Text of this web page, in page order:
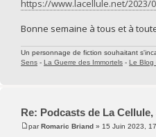
https://www.lacellule.net/
Bonne semaine à tous et à
Un personnage de fiction souhaitant
Sens - La Guerre des Immortels - Le Blog
Re: Podcasts de La Cellule,
parRomaric Briand » 15 Juin 2023,